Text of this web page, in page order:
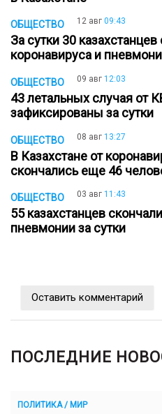
ОБЩЕСТВО 12 авг 09:43
За сутки 30
коронавируса и
ОБЩЕСТВО 09 авг 12:03
43 летальных случая от
зафиксированы за сутки
ОБЩЕСТВО 08 авг 13:27
В Казахстане от
скончались еще 46
ОБЩЕСТВО 03 авг 11:43
55 казахстанцев
пневмонии за сутки
Оставить комментарий
ПОСЛЕДНИЕ
ПОЛИТИКА / МИР